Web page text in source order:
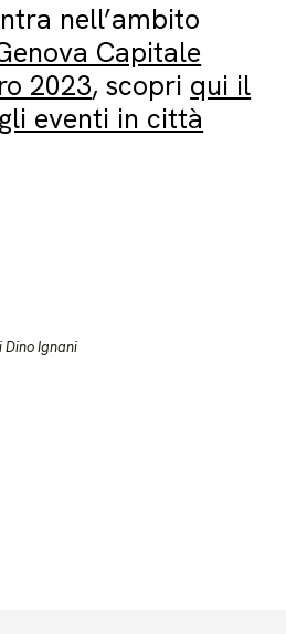
nell’ambito
Capitale
2023, scopri qui il
eventi in città
Dino Ignani